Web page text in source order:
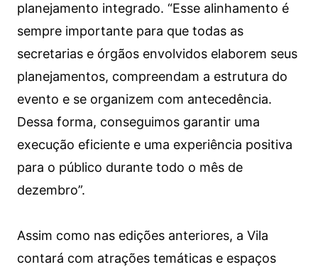
planejamento integrado. “Esse alinhamento é
sempre importante para que todas as
secretarias e órgãos envolvidos elaborem seus
planejamentos, compreendam a estrutura do
evento e se organizem com antecedência.
Dessa forma, conseguimos garantir uma
execução eficiente e uma experiência positiva
para o público durante todo o mês de
dezembro”.
Assim como nas edições anteriores, a Vila
contará com atrações temáticas e espaços